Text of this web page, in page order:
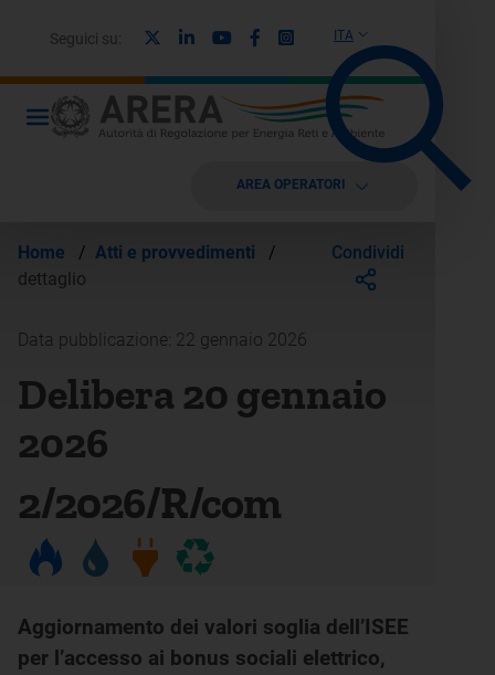
ITA
Seguici su: LinkedinYoutubeFacebook
Instagram
AREA OPERATORI
Home / Atti e provvedimenti
/
dettaglio
Condividi
Data pubblicazione: 22 gennaio 2026
Delibera 20 gennaio
2026
2/2026/R/com
Aggiornamento dei valori soglia dell’ISEE
per l’accesso ai bonus sociali elettrico,